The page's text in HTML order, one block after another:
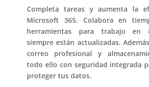
Completa tareas y aumenta la
Microsoft 365. Colabora en
herramientas para trabajo en
siempre están actualizadas.
correo profesional y
todo ello con seguridad integrada
proteger tus datos.